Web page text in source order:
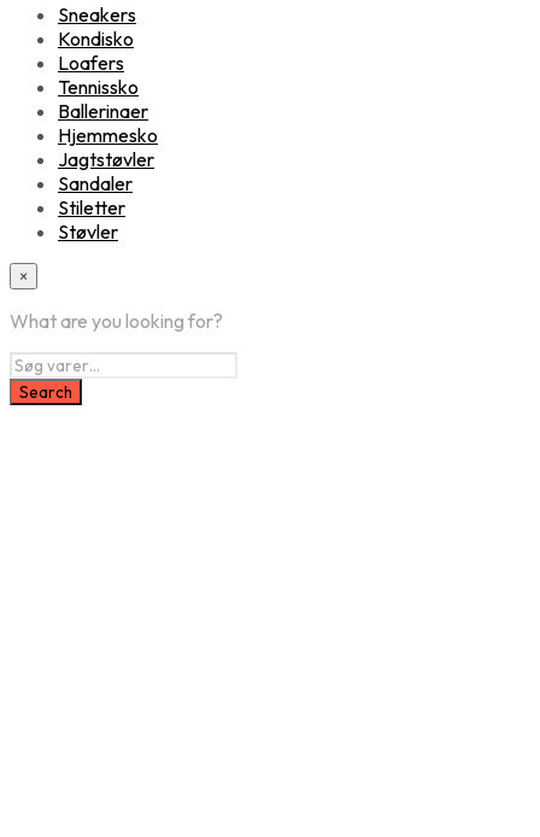
Sneakers
Kondisko
Loafers
Tennissko
Ballerinaer
Hjemmesko
Jagtstøvler
Sandaler
Stiletter
Støvler
×
What are you looking for?